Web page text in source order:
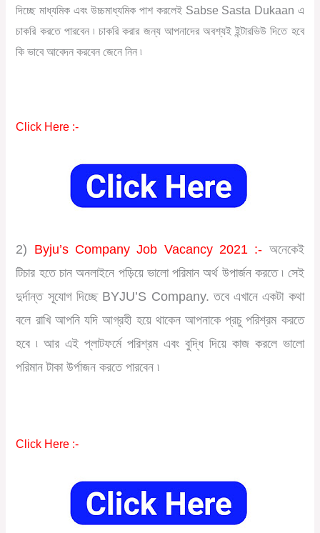
দিচ্ছে মাধ্যমিক এবং উচ্চমাধ্যমিক পাশ করলেই Sabse Sasta Dukaan এ
চাকরি করতে পারবেন ৷ চাকরি করার জন্য আপনাদের অবশ্যই ইন্টারভিউ দিতে হবে
কি ভাবে আবেদন করবেন জেনে নিন ৷
Click Here :-
2) Byju’s Company Job Vacancy 2021 :- অনেকেই
টিচার হতে চান অনলাইনে পড়িয়ে ভালো পরিমান অর্থ উপার্জন করতে ৷ সেই
দুর্দান্ত সূযোগ দিচ্ছে BYJU’S Company. তবে এখানে একটা কথা
বলে রাখি আপনি যদি আগ্রহী হয়ে থাকেন আপনাকে প্রচু পরিশ্রম করতে
হবে ৷ আর এই প্লাটফর্মে পরিশ্রম এবং বুদ্ধি দিয়ে কাজ করলে ভালো
পরিমান টাকা উর্পাজন করতে পারবেন ৷
Click Here :-